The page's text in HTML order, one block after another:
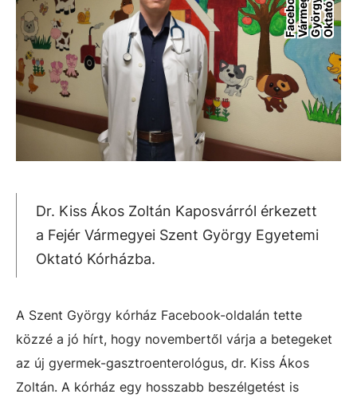
Dr. Kiss Ákos Zoltán Kaposvárról érkezett
a Fejér Vármegyei Szent György Egyetemi
Oktató Kórházba.
A Szent György kórház Facebook-oldalán tette
közzé a jó hírt, hogy novembertől várja a betegeket
az új gyermek-gasztroenterológus, dr. Kiss Ákos
Zoltán. A kórház egy hosszabb beszélgetést is